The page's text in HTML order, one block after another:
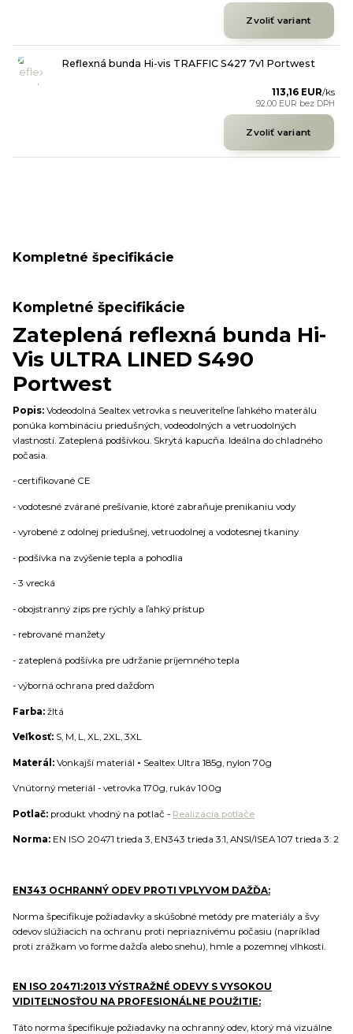
Zvoliť variant
Reflexná bunda Hi-vis TRAFFIC S427 7v1 Portwest
113,16 EUR/ks
92,00 EUR bez DPH
Zvoliť variant
Kompletné špecifikácie
Kompletné špecifikácie
Zateplená reflexná bunda Hi-
Vis ULTRA LINED S490
Portwest
Popis: Vodeodolná Sealtex vetrovka s neuveriteľne ľahkého materálu
ponúka kombináciu priedušných, vodeodolných a vetruodolných
vlastností. Zateplená podšívkou. Skrytá kapucňa. Ideálna do chladného
počasia.
- certifikované CE
- vodotesné zvárané prešívanie, ktoré zabraňuje prenikaniu vody
- vyrobené z odolnej priedušnej, vetruodolnej a vodotesnej tkaniny
- podšívka na zvýšenie tepla a pohodlia
- 3 vrecká
- obojstranný zips pre rýchly a ľahký prístup
- rebrované manžety
- zateplená podšívka pre udržanie príjemného tepla
- výborná ochrana pred dažďom
Farba: žltá
Veľkosť: S, M, L, XL, 2XL, 3XL
Materál: Vonkajší materiál - Sealtex Ultra 185g, nylon 70g
Vnútorný meteriál - vetrovka 170g, rukáv 100g
Potlač: produkt vhodný na potlač - Realizácia potlače
Norma: EN ISO 20471 trieda 3, EN343 trieda 3:1, ANSI/ISEA 107 trieda 3: 2
EN343 OCHRANNÝ ODEV PROTI VPLYVOM DAŽĎA:
Norma špecifikuje požiadavky a skúšobné metódy pre materiály a švy
odevov slúžiacich na ochranu proti nepriaznivému počasiu (napríklad
proti zrážkam vo forme dažďa alebo snehu), hmle a pozemnej vlhkosti.
EN ISO 20471:2013 VÝSTRAŽNÉ ODEVY S VYSOKOU
VIDITEĽNOSŤOU NA PROFESIONÁLNE POUŽITIE:
Táto norma špecifikuje požiadavky na ochranný odev, ktorý má vizuálne